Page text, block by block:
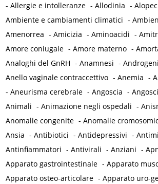
-Allergie e intolleranze -Allodinia -
Ambiente e cambiamenti climatici -
Amenorrea -Amicizia -Aminoacidi -
Amore coniugale -Amore materno -
Analoghi del GnRH -Anamnesi -Androgeni
Anello vaginale contraccettivo -Anemia -
-Aneurisma cerebrale -Angoscia -
Animali -Animazione negli ospedali -
Anomalie congenite -Anomalie
Ansia -Antibiotici -Antidepressivi -
Antinfiammatori -Antivirali -Anziani -
Apparato gastrointestinale -Apparato
Apparato osteo-articolare -Apparato uro-